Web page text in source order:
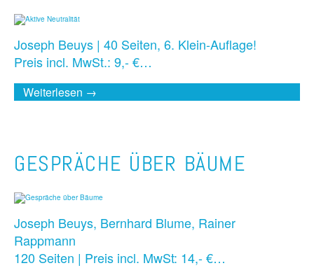
Joseph Beuys | 40 Seiten, 6. Klein-Auflage!
Preis incl. MwSt.: 9,- €…
Weiterlesen →
GESPRÄCHE ÜBER BÄUME
Joseph Beuys, Bernhard Blume, Rainer
Rappmann
120 Seiten | Preis incl. MwSt: 14,- €…